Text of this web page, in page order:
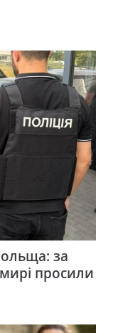
за
просили